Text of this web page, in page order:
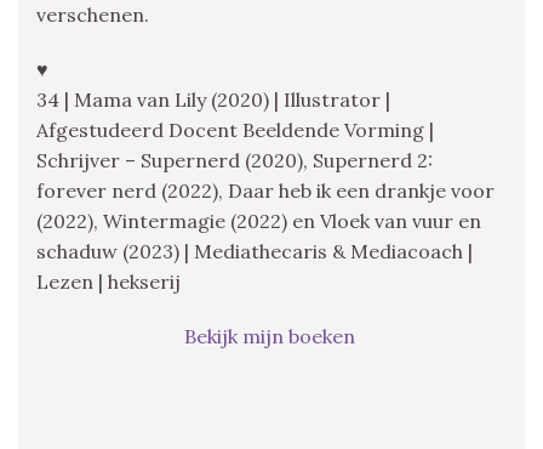
verschenen.
♥
34 | Mama van Lily (2020) | Illustrator |
Afgestudeerd Docent Beeldende Vorming |
Schrijver – Supernerd (2020), Supernerd 2:
forever nerd (2022), Daar heb ik een drankje voor
(2022), Wintermagie (2022) en Vloek van vuur en
schaduw (2023) | Mediathecaris & Mediacoach |
Lezen | hekserij
Bekijk mijn boeken